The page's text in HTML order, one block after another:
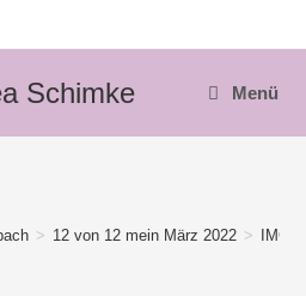
Schimke Menü
> 12 von 12 mein März 2022 >